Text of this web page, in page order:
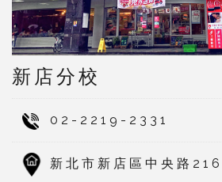
新店分校
02-2219-2331
新北市新店區中央路